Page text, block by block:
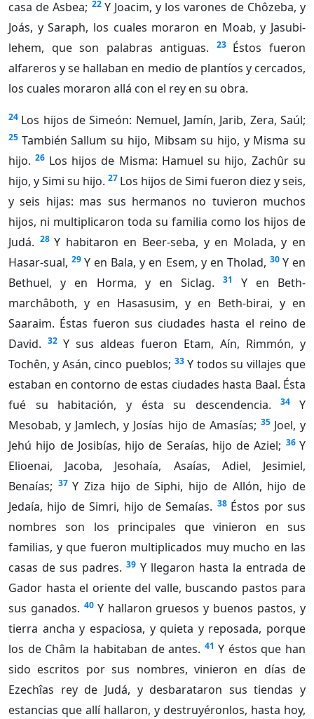
casa de Asbea; 22 Y Joacim, y los varones de Chôzeba, y
Joás, y Saraph, los cuales moraron en Moab, y Jasubi-
lehem, que son palabras antiguas.
23 Éstos fueron
alfareros y se hallaban en medio de plantíos y cercados,
los cuales moraron allá con el rey en su obra.
24 Los hijos de Simeón: Nemuel, Jamín, Jarib, Zera, Saúl;
25 También Sallum su hijo, Mibsam su hijo, y Misma su
hijo. 26 Los hijos de Misma: Hamuel su hijo, Zachûr su
hijo, y Simi su hijo. 27 Los hijos de Simi fueron diez y seis,
y seis hijas: mas sus hermanos no tuvieron muchos
hijos, ni multiplicaron toda su familia como los hijos de
Judá. 28 Y habitaron en Beer-seba, y en Molada, y en
Hasar-sual, 29 Y en Bala, y en Esem, y en Tholad, 30 Y en
Bethuel, y en Horma, y en Siclag.
31
Y en Beth-
marchâboth, y en Hasasusim, y en Beth-birai, y en
Saaraim. Éstas fueron sus ciudades hasta el reino de
David. 32 Y sus aldeas fueron Etam, Aín, Rimmón, y
Tochên, y Asán, cinco pueblos; 33 Y todos su villajes que
estaban en contorno de estas ciudades hasta Baal. Ésta
fué su habitación, y ésta su descendencia.
34
Y
Mesobab, y Jamlech, y Josías hijo de Amasías; 35 Joel, y
Jehú hijo de Josibías, hijo de Seraías, hijo de Aziel; 36 Y
Elioenai, Jacoba, Jesohaía, Asaías, Adiel, Jesimiel,
Benaías; 37 Y Ziza hijo de Siphi, hijo de Allón, hijo de
Jedaía, hijo de Simri, hijo de Semaías. 38 Éstos por sus
nombres son los principales que vinieron en sus
familias, y que fueron multiplicados muy mucho en las
casas de sus padres. 39 Y llegaron hasta la entrada de
Gador hasta el oriente del valle, buscando pastos para
sus ganados. 40 Y hallaron gruesos y buenos pastos, y
tierra ancha y espaciosa, y quieta y reposada, porque
los de Châm la habitaban de antes. 41 Y éstos que han
sido escritos por sus nombres, vinieron en días de
Ezechîas rey de Judá, y desbarataron sus tiendas y
estancias que allí hallaron, y destruyéronlos, hasta hoy,